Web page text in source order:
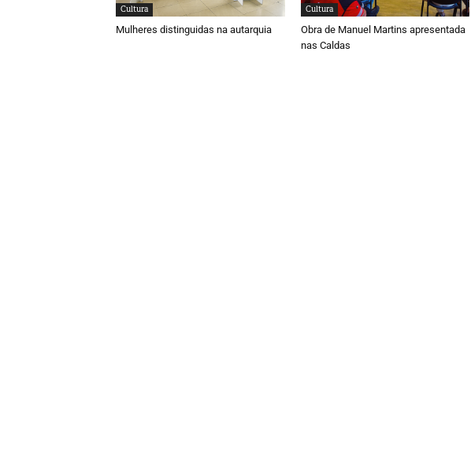
Cultura
Mulheres distinguidas na autarquia
Cultura
Obra de Manuel Martins apresentada
nas Caldas